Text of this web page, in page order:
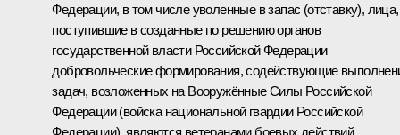
Федерации, в том числе уволенные в запас (отставку), лица,
поступившие в созданные по решению органов
государственной власти Российской Федерации
добровольческие формирования, содействующие
задач, возложенных на Вооружённые Силы Российской
Федерации (войска национальной гвардии Российской
Федерации), являются ветеранами боевых действий.